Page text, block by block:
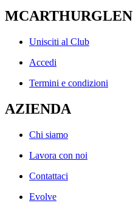
Unisciti al Club
Accedi
Termini e condizioni
AZIENDA
Chi siamo
Lavora con noi
Contattaci
Evolve